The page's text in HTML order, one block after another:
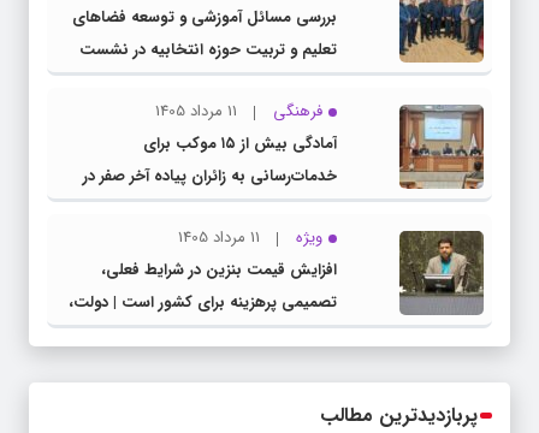
بررسی مسائل آموزشی و توسعه فضاهای
تعلیم و تربیت حوزه انتخابیه در نشست
مشترک عضو کمیسیون آموزش مجلس با
مدیرکل آموزش و پرورش خراسان رضوی
فرهنگی
11 مرداد 1405
آمادگی بیش از ۱۵ موکب برای
خدمات‌رسانی به زائران پیاده آخر صفر در
شهرستان چناران
ویژه
11 مرداد 1405
افزایش قیمت بنزین در شرایط فعلی،
تصمیمی پرهزینه برای کشور است | دولت،
قاچاق سوخت و عوامل اصلی ناترازی را
پربازدیدترین مطالب